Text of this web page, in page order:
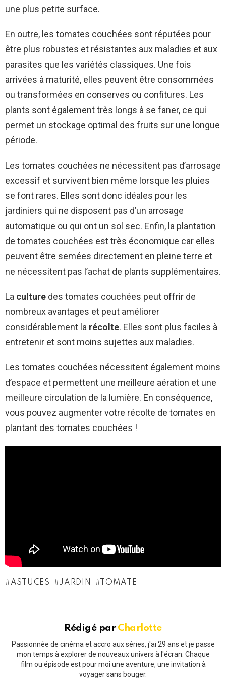
une plus petite surface.
En outre, les tomates couchées sont réputées pour
être plus robustes et résistantes aux maladies et aux
parasites que les variétés classiques. Une fois
arrivées à maturité, elles peuvent être consommées
ou transformées en conserves ou confitures. Les
plants sont également très longs à se faner, ce qui
permet un stockage optimal des fruits sur une longue
période.
Les tomates couchées ne nécessitent pas d’arrosage
excessif et survivent bien même lorsque les pluies
se font rares. Elles sont donc idéales pour les
jardiniers qui ne disposent pas d’un arrosage
automatique ou qui ont un sol sec. Enfin, la plantation
de tomates couchées est très économique car elles
peuvent être semées directement en pleine terre et
ne nécessitent pas l’achat de plants supplémentaires.
La culture des tomates couchées peut offrir de
nombreux avantages et peut améliorer
considérablement la récolte. Elles sont plus faciles à
entretenir et sont moins sujettes aux maladies.
Les tomates couchées nécessitent également moins
d’espace et permettent une meilleure aération et une
meilleure circulation de la lumière. En conséquence,
vous pouvez augmenter votre récolte de tomates en
plantant des tomates couchées !
ASTUCES JARDIN TOMATE
Rédigé par Charlotte
Passionnée de cinéma et accro aux séries, j'ai 29 ans et je passe
mon temps à explorer de nouveaux univers à l'écran. Chaque
film ou épisode est pour moi une aventure, une invitation à
voyager sans bouger.